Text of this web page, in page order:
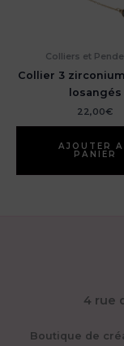
Colliers et
Collier 3
losangés
22,00€
AJOUTER
PANIER
4 rue
Boutique de